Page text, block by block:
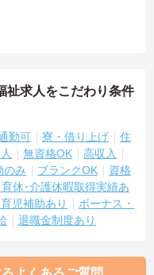
祉求人をこだわり条件
勤可 寮・借り上げ
住
無資格OK
高収入
のみ ブランクOK
資格
育休･介護休暇取得実績あ
児補助あり
ボーナス・
退職金制度あり